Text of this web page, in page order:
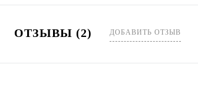
ОТЗЫВЫ (2) ДОБАВИТЬ ОТЗЫВ